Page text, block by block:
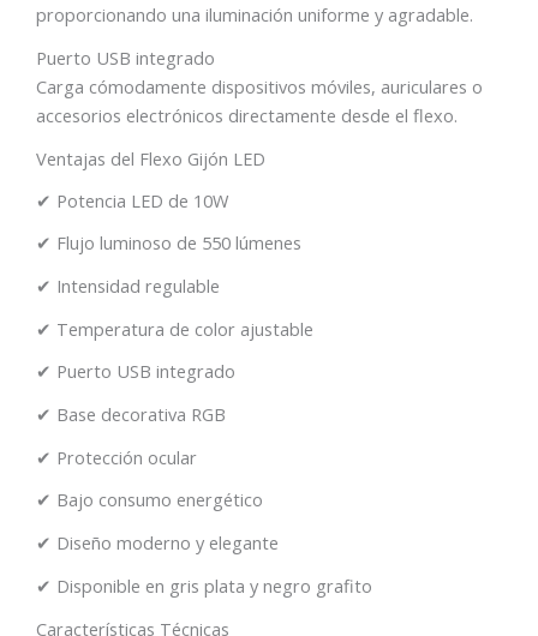
proporcionando una iluminación uniforme y agradable.
Puerto USB integrado
Carga cómodamente dispositivos móviles, auriculares o
accesorios electrónicos directamente desde el flexo.
Ventajas del Flexo Gijón LED
✔ Potencia LED de 10W
✔ Flujo luminoso de 550 lúmenes
✔ Intensidad regulable
✔ Temperatura de color ajustable
✔ Puerto USB integrado
✔ Base decorativa RGB
✔ Protección ocular
✔ Bajo consumo energético
✔ Diseño moderno y elegante
✔ Disponible en gris plata y negro grafito
Características Técnicas